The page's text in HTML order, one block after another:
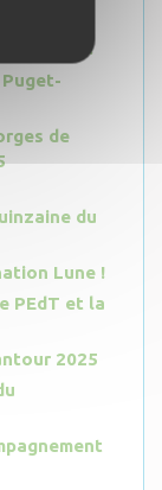
atteint !
de
du
Lune !
PEdT et la
2025